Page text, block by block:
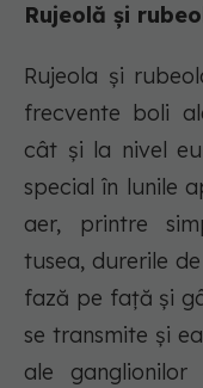
Rujeolă și
Rujeola şi
frecvente boli
cât şi la nivel
special în lunile
aer, printre
tusea, durerile
fază pe faţă şi
se transmite şi
ale